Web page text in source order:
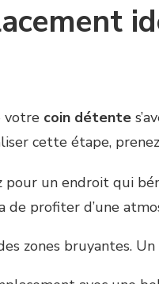
votre coin détente
cette étape,
pour un endroit qui
de profiter d’une
zones bruyantes.